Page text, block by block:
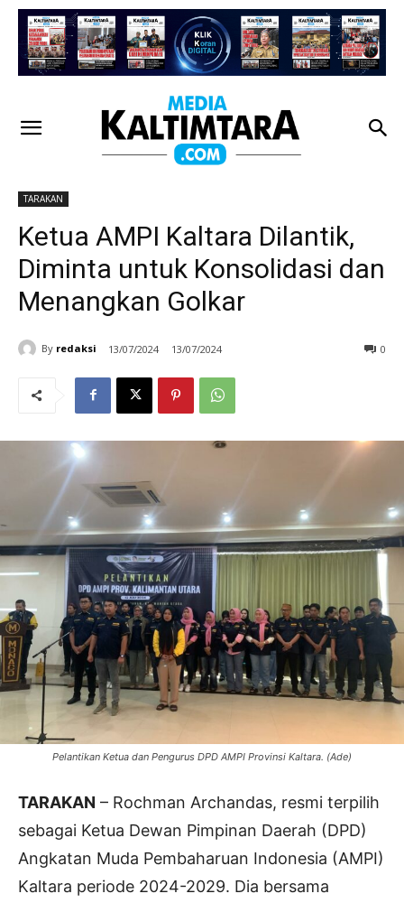
TARAKAN
Ketua AMPI Kaltara Dilantik,
Diminta untuk Konsolidasi dan
Menangkan Golkar
By redaksi 13/07/2024 13/07/2024 0
Pelantikan Ketua dan Pengurus DPD AMPI Provinsi Kaltara. (Ade)
TARAKAN – Rochman Archandas, resmi terpilih
sebagai Ketua Dewan Pimpinan Daerah (DPD)
Angkatan Muda Pembaharuan Indonesia (AMPI)
Kaltara periode 2024-2029. Dia bersama